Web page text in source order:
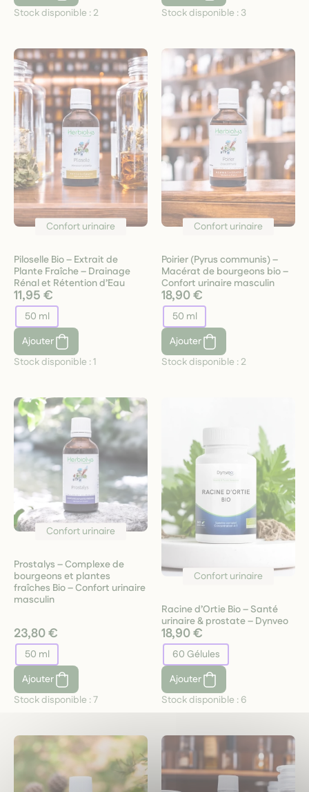
Stock disponible : 2
Stock disponible : 3
Confort urinaire
Piloselle Bio – Extrait de
Plante Fraîche – Drainage
Rénal et Rétention d’Eau
11,95 €
50 ml
Ajouter
Stock disponible :1
Confort urinaire
Poirier (Pyrus communis) –
Macérat de bourgeons bio –
Confort urinaire masculin
18,90 €
50 ml
Ajouter
Stock disponible : 2
Confort urinaire
Prostalys – Complexe de
bourgeons et plantes
fraîches Bio – Confort urinaire
masculin
23,80 €
50 ml
Ajouter
Stock disponible :7
Confort urinaire
Racine d’Ortie Bio – Santé
urinaire & prostate – Dynveo
18,90 €
60 Gélules
Ajouter
Stock disponible : 6